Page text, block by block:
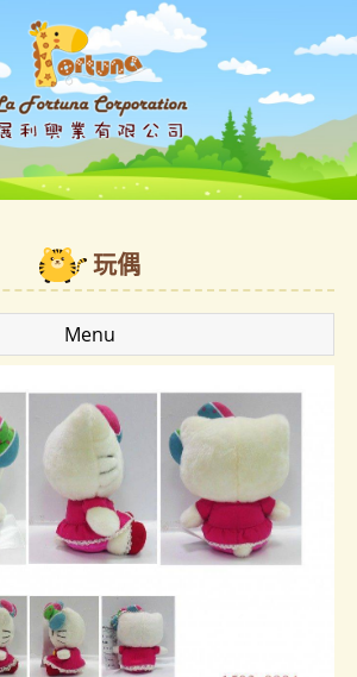
玩偶
Menu